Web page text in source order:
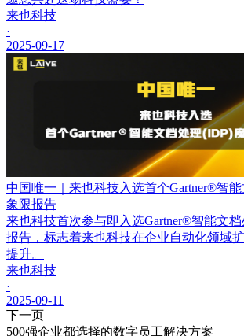
来也科技
·
2025-09-17
中国唯一｜来也科技入选首个Gartner®智
象限报告
来也科技首次参与即入选Gartner®智能文
报告，标志着来也科技在企业自动化领域
提升。
来也科技
·
2025-09-11
下一页
500强企业都选择的数字员工解决方案